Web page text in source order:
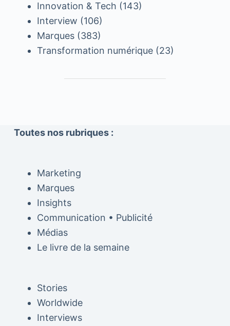
Innovation & Tech (143)
Interview (106)
Marques(383)
Transformation numérique(23)
Toutes nos rubriques :
Marketing
Marques
Insights
Communication • Publicité
Médias
Le livre de la semaine
Stories
Worldwide
Interviews